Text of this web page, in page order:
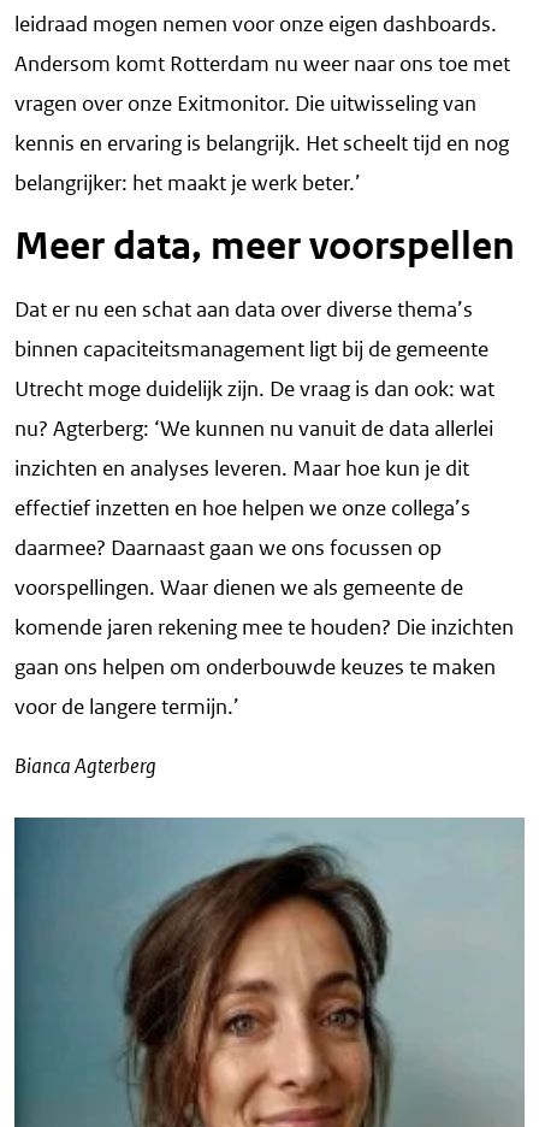
leidraad mogen nemen voor onze eigen dashboards.
Andersom komt Rotterdam nu weer naar ons toe met
vragen over onze Exitmonitor. Die uitwisseling van
kennis en ervaring is belangrijk. Het scheelt tijd en nog
belangrijker: het maakt je werk beter.’
Meer data, meer voorspellen
Dat er nu een schat aan data over diverse thema’s
binnen capaciteitsmanagement ligt bij de gemeente
Utrecht moge duidelijk zijn. De vraag is dan ook: wat
nu? Agterberg: ‘We kunnen nu vanuit de data allerlei
inzichten en analyses leveren. Maar hoe kun je dit
effectief inzetten en hoe helpen we onze collega’s
daarmee? Daarnaast gaan we ons focussen op
voorspellingen. Waar dienen we als gemeente de
komende jaren rekening mee te houden? Die inzichten
gaan ons helpen om onderbouwde keuzes te maken
voor de langere termijn.’
Bianca Agterberg